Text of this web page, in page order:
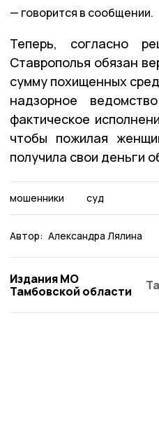
говорится в сообщении.
Теперь, согласно
Ставрополья обязан
сумму похищенных
надзорное
фактическое
чтобы пожилая
получила свои деньги
мошенники суд
Автор: Александра Лялина
Издания МО
Тамбовской области